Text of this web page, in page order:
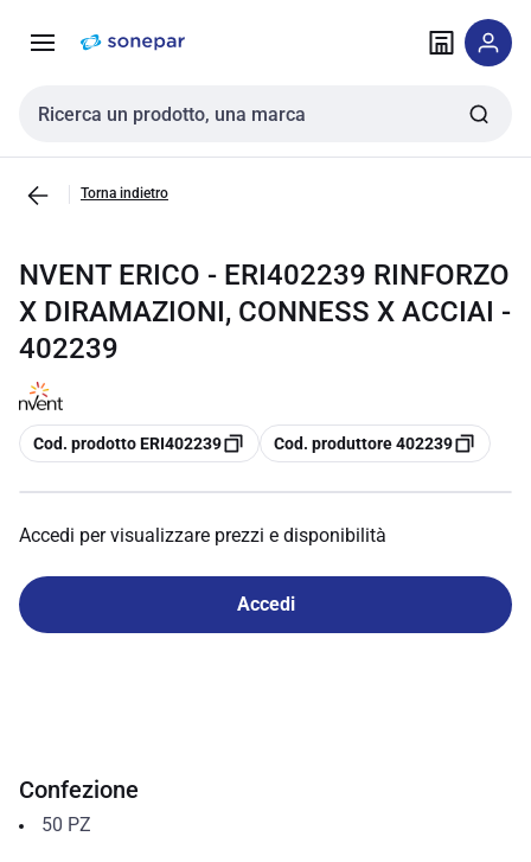
navigazione alla
Cerca input
Torna indietro
NVENT ERICO - ERI402239 RINFORZO
X DIRAMAZIONI, CONNESS X ACCIAI -
402239
copia
Cod. prodotto ERI402239 copia
Cod. produttore 402239
Accedi per visualizzare prezzi e disponibilità
Accedi
Confezione
50 PZ